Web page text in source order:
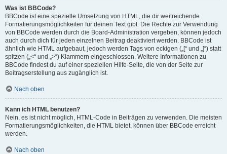
Was ist BBCode?
BBCode ist eine spezielle Umsetzung von HTML, die dir weitreichende
Formatierungsmöglichkeiten für deinen Text gibt. Die Rechte zur Verwendung
von BBCode werden durch die Board-Administration vergeben, können jedoch
auch durch dich für jeden einzelnen Beitrag deaktiviert werden. BBCode ist
ähnlich wie HTML aufgebaut, jedoch werden Tags von eckigen („[“ und „]“) statt
spitzen („<“ und „>“) Klammern eingeschlossen. Weitere Informationen zu
BBCode findest du auf einer speziellen Hilfe-Seite, die von der Seite zur
Beitragserstellung aus zugänglich ist.
Nach oben
Kann ich HTML benutzen?
Nein, es ist nicht möglich, HTML-Code in Beiträgen zu verwenden. Die meisten
Formatierungsmöglichkeiten, die HTML bietet, können über BBCode erreicht
werden.
Nach oben